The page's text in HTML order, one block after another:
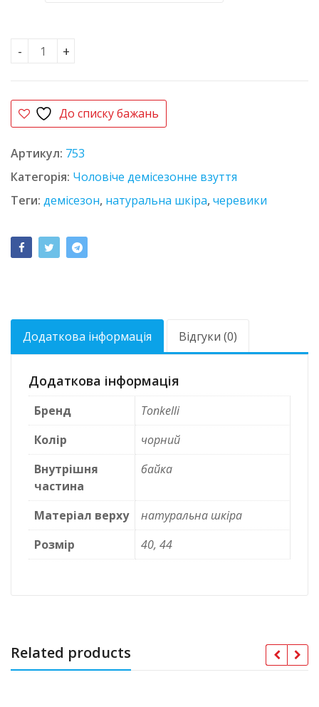
Черевики 785-111 кількість
До списку бажань
Артикул: 753
Категорія: Чоловіче демісезонне взуття
Теги: демісезон, натуральна шкіра,черевики
Додаткова інформація Відгуки (0)
Додаткова інформація
Бренд
Tonkelli
Колір
чорний
Внутрішня
частина
байка
Матеріал верху
натуральна шкіра
Розмір
40, 44
Related products